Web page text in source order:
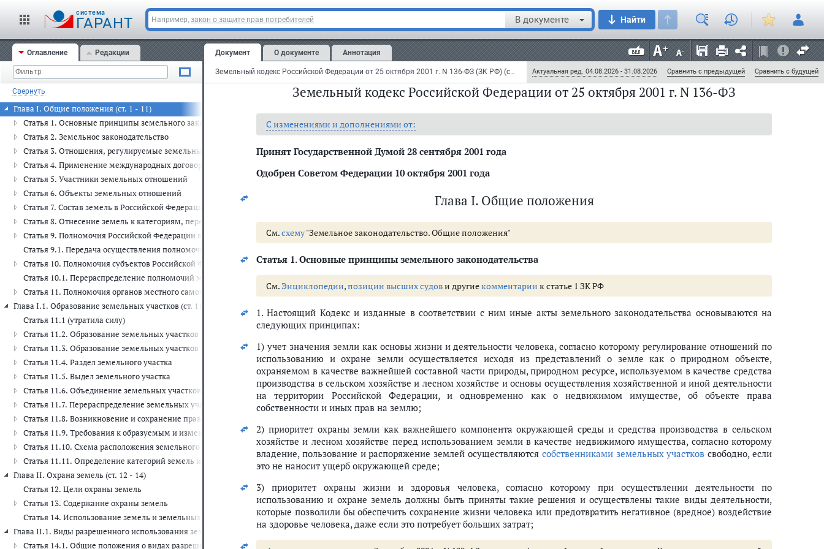
cистема
ГАРАНТ Например, закон о защите прав потребителей В документе Найти
Оглавление Редакции
Свернуть
Глава I. Общие положения (ст. 1 - 11)
Статья 1. Основные принципы земельного законодательства
Статья 2. Земельное законодательство
Статья 3. Отношения, регулируемые земельным законодательством
Статья 4. Применение международных договоров Российской Федерации
Статья 5. Участники земельных отношений
Статья 6. Объекты земельных отношений
Статья 7. Состав земель в Российской Федерации
Статья 8. Отнесение земель к категориям, перевод их из одной категории в другую
Статья 9. Полномочия Российской Федерации в области земельных отношений
Статья 9.1. Передача осуществления полномочий федеральных органов исполнительной власти в области земельных отношений исполнительным органам субъектов Российской Федерации
Статья 10. Полномочия субъектов Российской Федерации в области земельных отношений
Статья 10.1. Перераспределение полномочий между органами местного самоуправления и органами государственной власти субъекта Российской Федерации
Статья 11. Полномочия органов местного самоуправления в области земельных отношений
Глава I.1. Образование земельных участков (ст. 11.1 - 11.10)
Статья 11.1 (утратила силу)
Статья 11.2. Образование земельных участков
Статья 11.3. Образование земельных участков из земель или земельных участков, находящихся в государственной или муниципальной собственности
Статья 11.4. Раздел земельного участка
Статья 11.5. Выдел земельного участка
Статья 11.6. Объединение земельных участков
Статья 11.7. Перераспределение земельных участков
Статья 11.8. Возникновение и сохранение прав, обременений (ограничений) на образуемые и измененные земельные участки
Статья 11.9. Требования к образуемым и измененным земельным участкам
Статья 11.10. Схема расположения земельного участка или земельных участков на кадастровом плане территории
Статья 11.11. Определение категорий земель и видов разрешенного использования земельных участков при образовании земельных участков
Глава II. Охрана земель (ст. 12 - 14)
Статья 12. Цели охраны земель
Статья 13. Содержание охраны земель
Статья 14. Использование земель и земельных участков, подвергшихся загрязнению химическими веществами, в том числе радиоактивными, иными веществами и микроорганизмами
Глава II.1. Виды разрешенного использования земельных участков
Статья 14.1. Общие положения о видах разрешенного использования земельных участков
Документ О документе Аннотация
Земельный кодекс Российской Федерации от 25 октября 2001 г. N 136-ФЗ (ЗК РФ) (с изменениями и дополнениями) Актуальная ред. 04.08.2026 - 31.08.2026 Сравнить с предыдущей Сравнить с будущей
Земельный кодекс Российской Федерации от 25 октября 2001 г. N 136-ФЗ
С изменениями и дополнениями от:
Принят Государственной Думой 28 сентября 2001 года
Одобрен Советом Федерации 10 октября 2001 года
Глава I. Общие положения
См.схему"Земельное законодательство. Общие положения"
Статья 1. Основные принципы земельного законодательства
См.Энциклопедии,позиции высших судови другиекомментарии к статье 1 ЗК РФ
1. Настоящий Кодекс и изданные в соответствии с ним иные акты земельного законодательства основываются на
следующих принципах:
1) учет значения земли как основы жизни и деятельности человека, согласно которому регулирование отношений по
использованию и охране земли осуществляется исходя из представлений о земле как о природном объекте,
охраняемом в качестве важнейшей составной части природы, природном ресурсе, используемом в качестве средства
производства в сельском хозяйстве и лесном хозяйстве и основы осуществления хозяйственной и иной деятельности
на территории Российской Федерации, и одновременно как о недвижимом имуществе, об объекте права
собственности и иных прав на землю;
2) приоритет охраны земли как важнейшего компонента окружающей среды и средства производства в сельском
хозяйстве и лесном хозяйстве перед использованием земли в качестве недвижимого имущества, согласно которому
владение, пользование и распоряжение землей осуществляются собственниками земельных участков свободно, если
это не наносит ущерб окружающей среде;
3) приоритет охраны жизни и здоровья человека, согласно которому при осуществлении деятельности по
использованию и охране земель должны быть приняты такие решения и осуществлены такие виды деятельности,
которые позволили бы обеспечить сохранение жизни человека или предотвратить негативное (вредное) воздействие
на здоровье человека, даже если это потребует больших затрат;